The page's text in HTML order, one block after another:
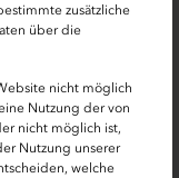
zusätzliche
über die
nicht möglich
Nutzung der von
nicht möglich ist,
Nutzung unserer
welche